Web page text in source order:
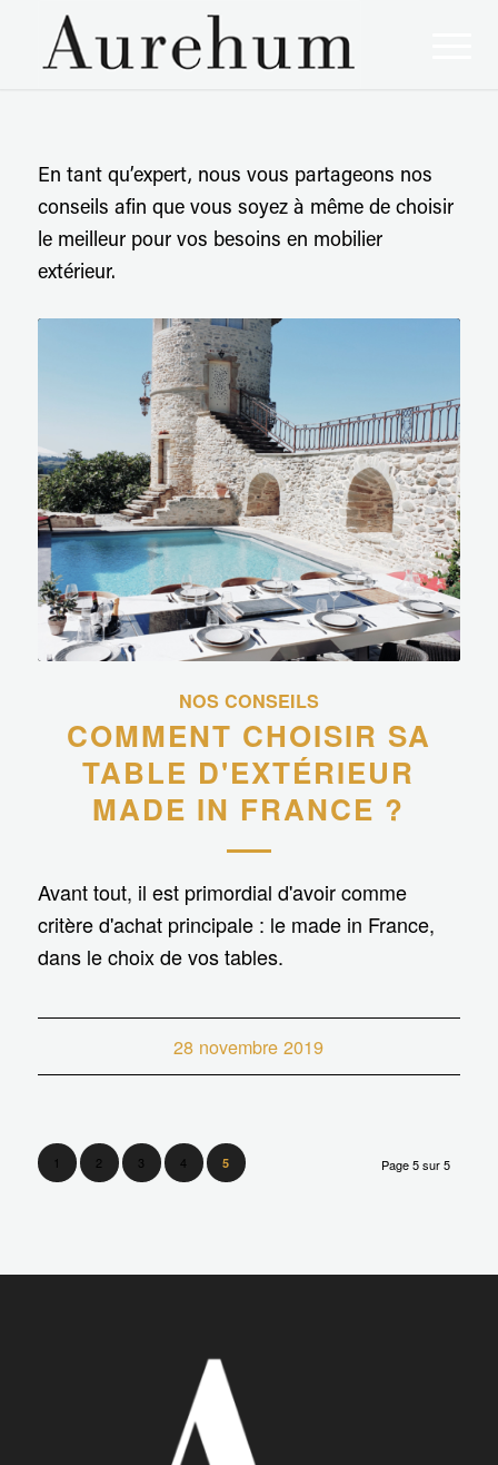
En tant qu’expert, nous vous partageons nos
conseils afin que vous soyez à même de choisir
le meilleur pour vos besoins en mobilier
extérieur.
NOS CONSEILS
COMMENT CHOISIR SA
TABLE D'EXTÉRIEUR
MADE IN FRANCE ?
Avant tout, il est primordial d'avoir comme
critère d'achat principale : le made in France,
dans le choix de vos tables.
28 novembre 2019
Page 5 sur 5
1 2 3 4 5